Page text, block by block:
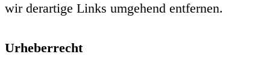
wir derartige Links umgehend entfernen.
Urheberrecht